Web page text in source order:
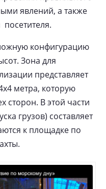
явлений, а также
конфигурацию
Зона для
представляет
метра, которую
сторон. В этой части
грузов) составляет
к площадке по